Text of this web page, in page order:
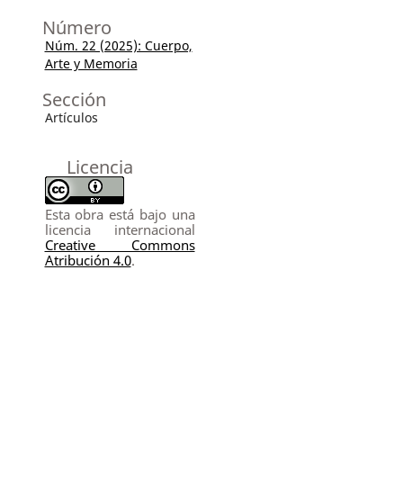
Número
Núm. 22 (2025): Cuerpo,
Arte y Memoria
Sección
Artículos
Licencia
Esta obra está bajo una
licencia internacional
Creative Commons
Atribución 4.0.